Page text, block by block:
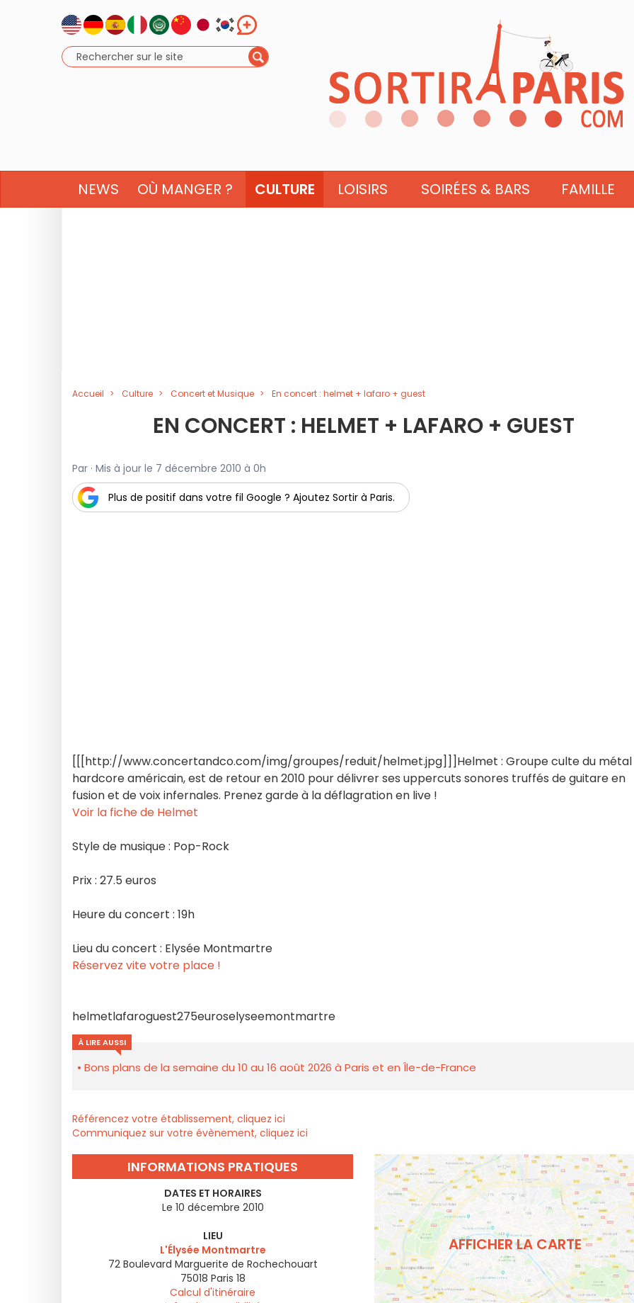
NEWS OÙ MANGER ? CULTURE LOISIRS SOIRÉES & BARS FAMILLE
Accueil Culture Concert et Musique En concert : helmet + lafaro + guest
EN CONCERT : HELMET + LAFARO + GUEST
Par · Mis à jour le 7 décembre 2010 à 0h
Plus de positif dans votre fil Google ? Ajoutez Sortir à Paris.
[[[http://www.concertandco.com/img/groupes/reduit/helmet.jpg]]]Helmet : Groupe culte du métal
hardcore américain, est de retour en 2010 pour délivrer ses uppercuts sonores truffés de guitare en
fusion et de voix infernales. Prenez garde à la déflagration en live !
Voir la fiche de Helmet
Style de musique : Pop-Rock
Prix : 27.5 euros
Heure du concert : 19h
Lieu du concert : Elysée Montmartre
Réservez vite votre place !
helmetlafaroguest275euroselyseemontmartre
À LIRE AUSSI
Bons plans de la semaine du 10 au 16 août 2026 à Paris et en Île-de-France
Référencez votre établissement, cliquez ici
Communiquez sur votre évènement, cliquez ici
INFORMATIONS PRATIQUES
DATES ET HORAIRES
Le 10 décembre 2010
LIEU
L'Élysée Montmartre
72 Boulevard Marguerite de Rochechouart
75018 Paris 18
Calcul d'itinéraire
AFFICHER LA CARTE